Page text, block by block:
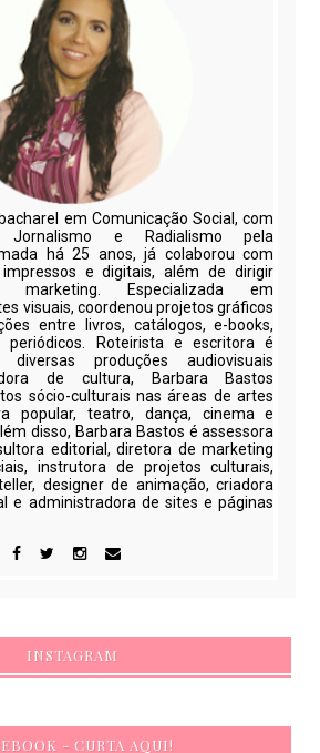
em Comunicação Social, com
Jornalismo e Radialismo pela
há 25 anos, já colaborou com
e digitais, além de dirigir
marketing. Especializada em
visuais, coordenou projetos gráficos
entre livros, catálogos, e-books,
Roteirista e escritora é
diversas produções audiovisuais
de cultura, Barbara Bastos
sócio-culturais nas áreas de artes
popular, teatro, dança, cinema e
disso, Barbara Bastos é assessora
editorial, diretora de marketing
instrutora de projetos culturais,
designer de animação, criadora
e administradora de sites e páginas
INSTAGRAM
- CURTA AQUI!